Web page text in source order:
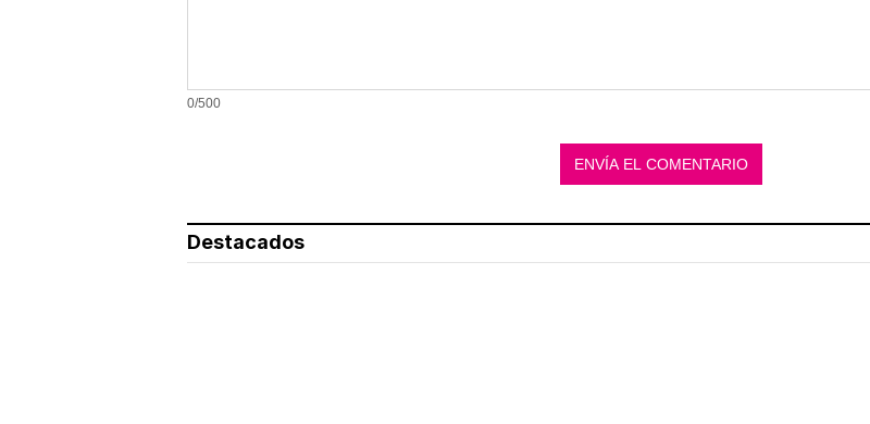
0/500
Destacados